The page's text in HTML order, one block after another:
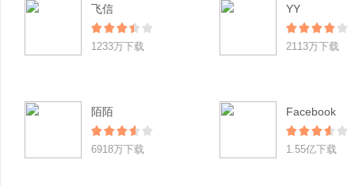
飞信
1233万下载
YY
2113万下载
陌陌
6918万下载
Facebook
1.55亿下载